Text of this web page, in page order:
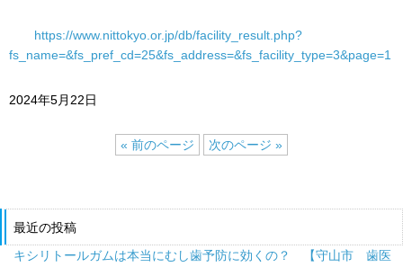
https://www.nittokyo.or.jp/db/facility_result.php?
fs_name=&fs_pref_cd=25&fs_address=&fs_facility_type=3&page=1
2024年5月22日
« 前のページ 次のページ »
最近の投稿
キシリトールガムは本当にむし歯予防に効くの？ 【守山市 歯医